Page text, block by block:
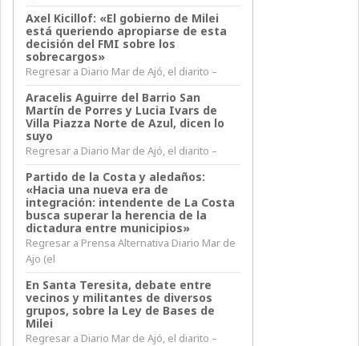
Axel Kicillof: «El gobierno de Milei
está queriendo apropiarse de esta
decisión del FMI sobre los
sobrecargos»
Regresar a Diario Mar de Ajó, el diarito –
Aracelis Aguirre del Barrio San
Martín de Porres y Lucia Ivars de
Villa Piazza Norte de Azul, dicen lo
suyo
Regresar a Diario Mar de Ajó, el diarito –
Partido de la Costa y aledaños:
«Hacia una nueva era de
integración: intendente de La Costa
busca superar la herencia de la
dictadura entre municipios»
Regresar a Prensa Alternativa Diario Mar de
Ajo (el
En Santa Teresita, debate entre
vecinos y militantes de diversos
grupos, sobre la Ley de Bases de
Milei
Regresar a Diario Mar de Ajó, el diarito –